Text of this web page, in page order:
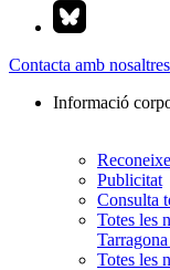
Contacta amb nosaltres
Informació
Publicitat
Consulta
Totes les
Totes les